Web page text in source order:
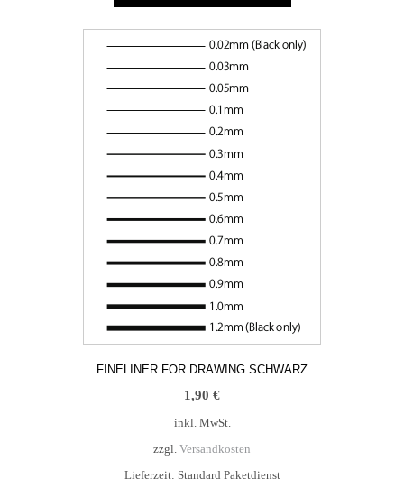
FINELINER FOR DRAWING SCHWARZ
1,90 €
inkl. MwSt.
zzgl. Versandkosten
Lieferzeit: Standard Paketdienst